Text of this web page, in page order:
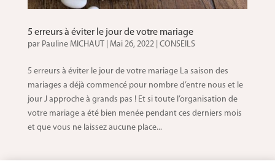
5 erreurs à éviter le jour de votre mariage
par Pauline MICHAUT Mai 26, 2022| CONSEILS
5 erreurs à éviter le jour de votre mariage La saison des
mariages a déjà commencé pour nombre d’entre nous et le
jour J approche à grands pas ! Et si toute l’organisation de
votre mariage a été bien menée pendant ces derniers mois
et que vous ne laissez aucune place...